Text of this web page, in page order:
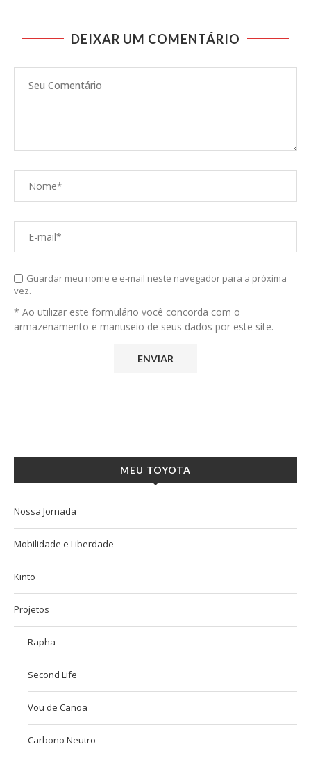
DEIXAR UM COMENTÁRIO
Guardar meu nome e e-mail neste navegador para a próxima
vez.
* Ao utilizar este formulário você concorda com o
armazenamento e manuseio de seus dados por este site.
MEU TOYOTA
Nossa Jornada
Mobilidade e Liberdade
Kinto
Projetos
Rapha
Second Life
Vou de Canoa
Carbono Neutro